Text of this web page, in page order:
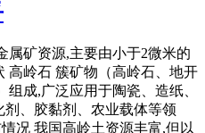
属矿资源,主要由小于2微米的
高岭石 簇矿物（高岭石、地开
成,广泛应用于陶瓷、造纸、
、胶黏剂、农业载体等领
况 我国高岭土资源丰富,但以